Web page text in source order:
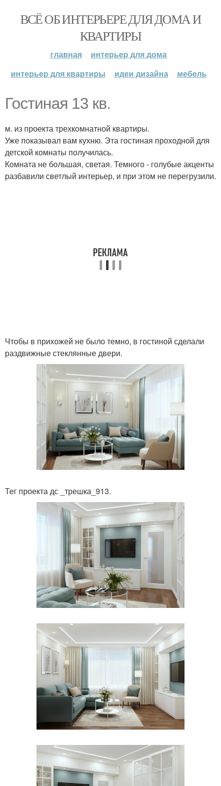
ВСЁ ОБ ИНТЕРЬЕРЕ ДЛЯ ДОМА И
КВАРТИРЫ
главная
интерьер для дома
интерьер для квартиры
идеи дизайна мебель
Гостиная 13 кв.
м. из проекта трехкомнатной квартиры.
Уже показывал вам кухню. Эта гостиная проходной для
детской комнаты получилась.
Комната не большая, светая. Темного - голубые акценты
разбавили светлый интерьер, и при этом не перегрузили.
Чтобы в прихожей не было темно, в гостиной сделали
раздвижные стеклянные двери.
Тег проекта дс _трешка_913.